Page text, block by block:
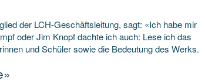
der LCH-Geschäftsleitung, sagt: «Ich habe mir
oder Jim Knopf dachte ich auch: Lese ich das
und Schüler sowie die Bedeutung des Werks.